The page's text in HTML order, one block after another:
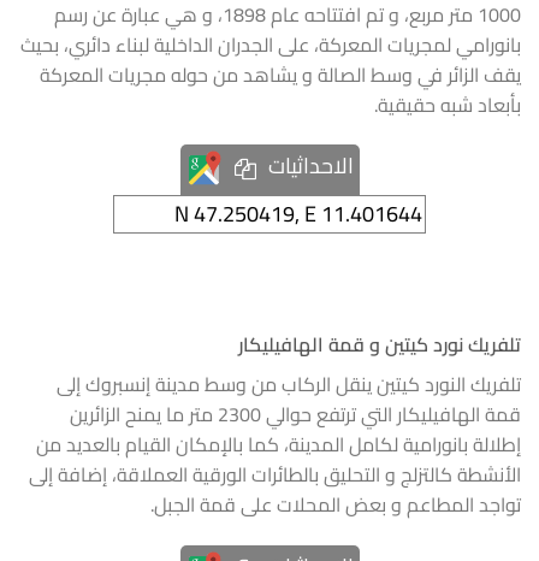
1000 متر مربع، و تم افتتاحه عام 1898، و هي عبارة عن رسم
بانورامي لمجريات المعركة، على الجدران الداخلية لبناء دائري، بحيث
يقف الزائر في وسط الصالة و يشاهد من حوله مجريات المعركة
بأبعاد شبه حقيقية.
الاحداثيات
تلفريك نورد كيتين و قمة الهافيليكار
تلفريك النورد كيتين ينقل الركاب من وسط مدينة إنسبروك إلى
قمة الهافيليكار التي ترتفع حوالي 2300 متر ما يمنح الزائرين
إطلالة بانورامية لكامل المدينة، كما بالإمكان القيام بالعديد من
الأنشطة كالتزلج و التحليق بالطائرات الورقية العملاقة، إضافة إلى
تواجد المطاعم و بعض المحلات على قمة الجبل.